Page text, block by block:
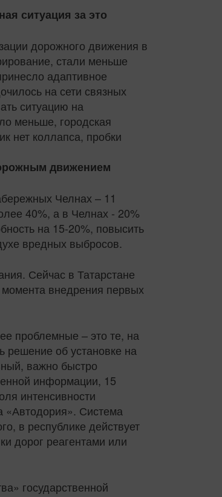
ситуация за это
дорожного движения в
стали меньше
адаптивное
на сети связных
ситуацию на
меньше, городская
нет коллапса, пробки
движением
Челнах – 11
40%, а в Челнах - 20%
на 15-20%, повысить
вредных выбросов.
Сейчас в Татарстане
внедрения первых
проблемные – это те, на
решение об установке на
важно быстро
информации, 15
интенсивности
«Автодория». Система
в республике действует
дорог реагентами или
государственной